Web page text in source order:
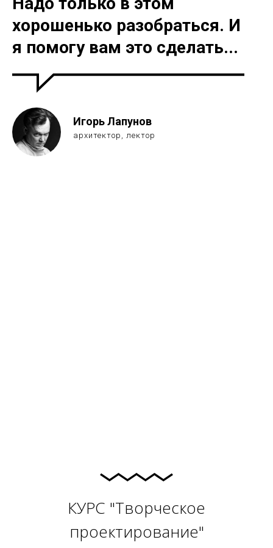
хорошенько разобраться. И
я помогу вам это сделать...
Игорь Лапунов
архитектор, лектор
КУРС "Творческое
проектирование"